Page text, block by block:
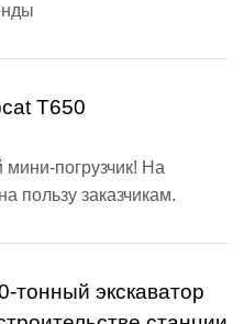
T650
погрузчик! На
пользу заказчикам.
тонный экскаватор